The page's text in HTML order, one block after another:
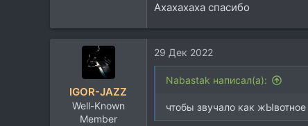
Ахахахаха спасибо
IGOR-JAZZ
Well-Known
Member
29 Дек 2022
Nabastak написал(а):
чтобы звучало как жЫвотное